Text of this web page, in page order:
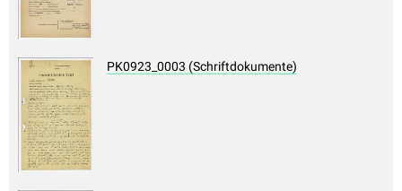
PK0923_0003 (Schriftdokumente)